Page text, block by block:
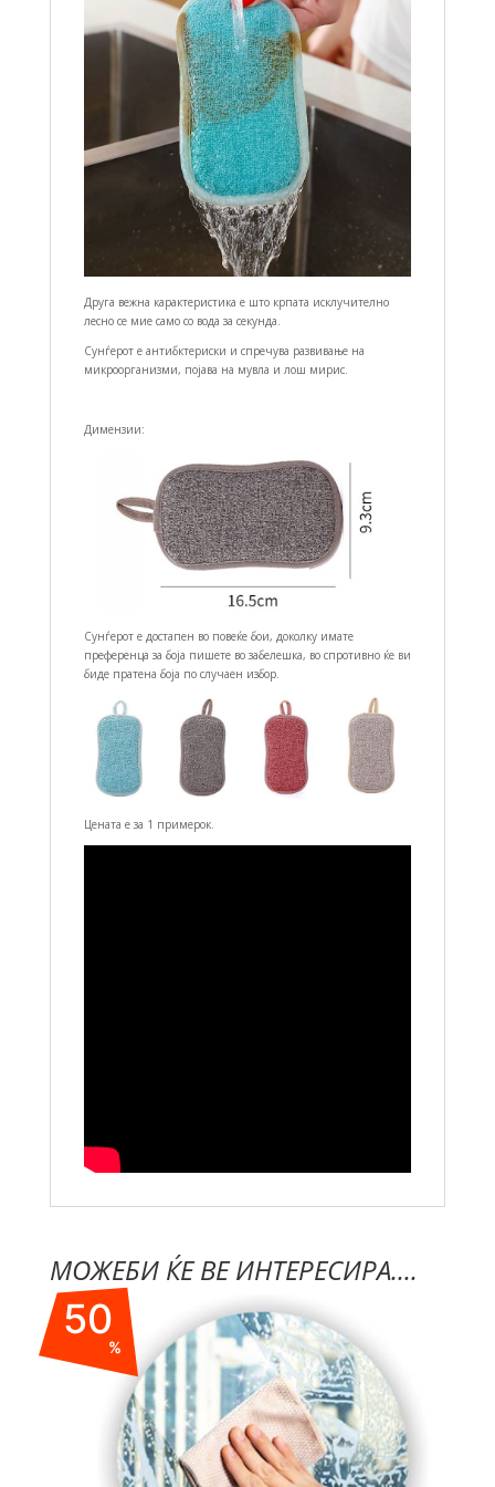
Друга вежна карактеристика е што крпата исклучително
лесно се мие само со вода за секунда.
Сунѓерот е антибктериски и спречува развивање на
микроорганизми, појава на мувла и лош мирис.
Димензии:
Сунѓерот е достапен во повеќе бои, доколку имате
преференца за боја пишете во забелешка, во спротивно ќе ви
биде пратена боја по случаен избор.
Цената е за 1 примерок.
МОЖЕБИ ЌЕ ВЕ ИНТЕРЕСИРА....
50
%